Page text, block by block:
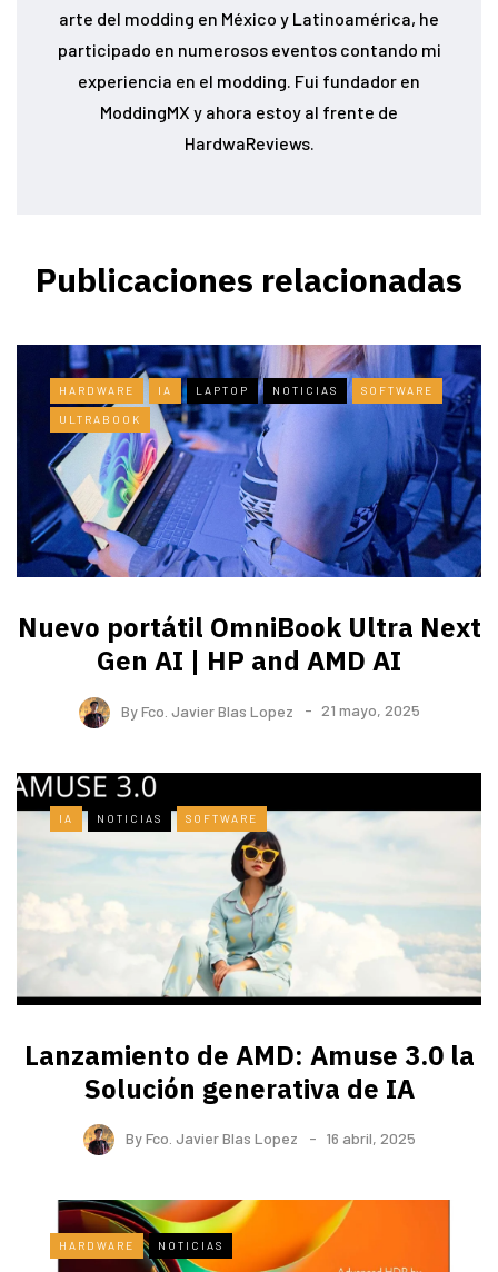
arte del modding en México y Latinoamérica, he
participado en numerosos eventos contando mi
experiencia en el modding. Fui fundador en
ModdingMX y ahora estoy al frente de
HardwaReviews.
Publicaciones relacionadas
HARDWARE IA LAPTOP NOTICIAS SOFTWARE
ULTRABOOK
Nuevo portátil OmniBook Ultra ​Next
Gen AI | HP and AMD AI
ByFco. Javier Blas Lopez 21 mayo, 2025
IA NOTICIAS SOFTWARE
Lanzamiento de AMD: Amuse 3.0 la
Solución generativa de IA
ByFco. Javier Blas Lopez 16 abril, 2025
HARDWARE NOTICIAS